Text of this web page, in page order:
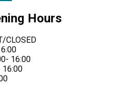
Hours
CLOSED
16:00
16:00